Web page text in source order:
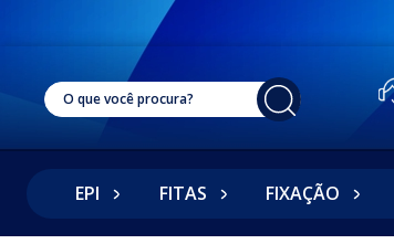
EPI FITAS FIXAÇÃO